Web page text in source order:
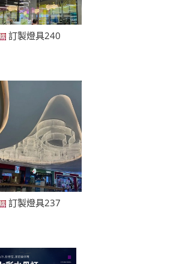
訂製燈具240
訂製燈具237